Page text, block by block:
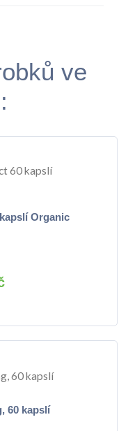
ve
Organic
60 kapslí